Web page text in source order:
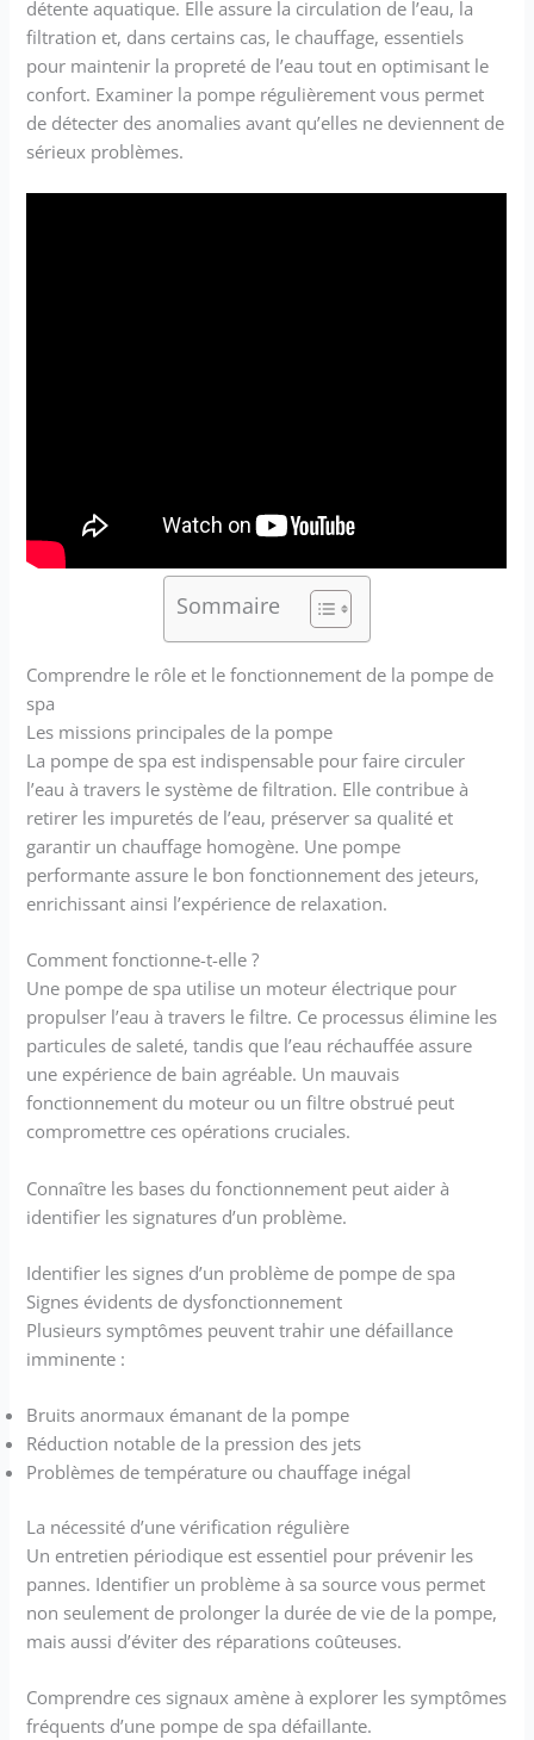
détente aquatique. Elle assure la circulation de l’eau, la
filtration et, dans certains cas, le chauffage, essentiels
pour maintenir la propreté de l’eau tout en optimisant le
confort. Examiner la pompe régulièrement vous permet
de détecter des anomalies avant qu’elles ne deviennent de
sérieux problèmes.
Sommaire
Comprendre le rôle et le fonctionnement de la pompe de
spa
Les missions principales de la pompe
La pompe de spa est indispensable pour faire circuler
l’eau à travers le système de filtration. Elle contribue à
retirer les impuretés de l’eau, préserver sa qualité et
garantir un chauffage homogène. Une pompe
performante assure le bon fonctionnement des jeteurs,
enrichissant ainsi l’expérience de relaxation.
Comment fonctionne-t-elle ?
Une pompe de spa utilise un moteur électrique pour
propulser l’eau à travers le filtre. Ce processus élimine les
particules de saleté, tandis que l’eau réchauffée assure
une expérience de bain agréable. Un mauvais
fonctionnement du moteur ou un filtre obstrué peut
compromettre ces opérations cruciales.
Connaître les bases du fonctionnement peut aider à
identifier les signatures d’un problème.
Identifier les signes d’un problème de pompe de spa
Signes évidents de dysfonctionnement
Plusieurs symptômes peuvent trahir une défaillance
imminente :
Bruits anormaux émanant de la pompe
Réduction notable de la pression des jets
Problèmes de température ou chauffage inégal
La nécessité d’une vérification régulière
Un entretien périodique est essentiel pour prévenir les
pannes. Identifier un problème à sa source vous permet
non seulement de prolonger la durée de vie de la pompe,
mais aussi d’éviter des réparations coûteuses.
Comprendre ces signaux amène à explorer les symptômes
fréquents d’une pompe de spa défaillante.